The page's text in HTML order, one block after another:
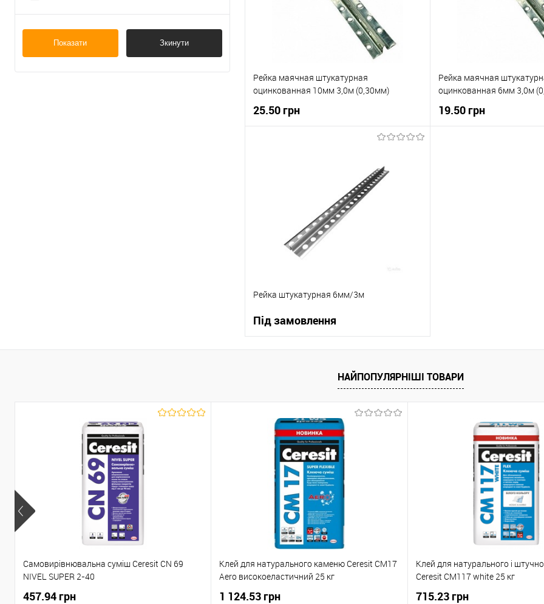
Показати Зкинути
Рейка маячная штукатурная
оцинкованная 10мм 3,0м (0,30мм)
25.50 грн
До порівняння
В наявності
Рейка маячная
оцинкованная 6мм 3,0м
19.50 грн
Рейка штукатурная 6мм/3м
Під замовлення
До порівняння
Під замовлення
НАЙПОПУЛЯРНІШІ ТОВАРИ
Самовирівнювальна суміш Ceresit CN 69
NIVEL SUPER 2-40
457.94 грн
Клей для натурального каменю Ceresit CM17
Aero високоеластичний 25 кг
1 124.53 грн
Клей для натурального і
Ceresit CM117 white 25 кг
715.23 грн